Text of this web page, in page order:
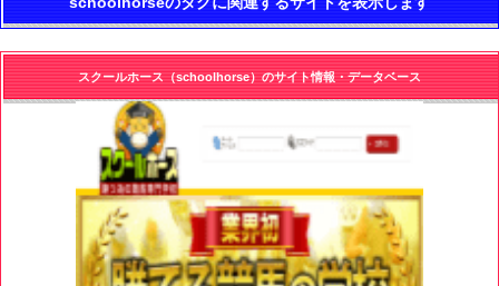
スクールホース（schoolhorse）のサイト情報・データベース